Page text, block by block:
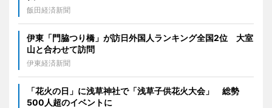
飯田経済新聞
伊東「門脇つり橋」が訪日外国人ランキング全国2位 大室
山と合わせて訪問
伊東経済新聞
「花火の日」に浅草神社で「浅草子供花火大会」 総勢
500人超のイベントに